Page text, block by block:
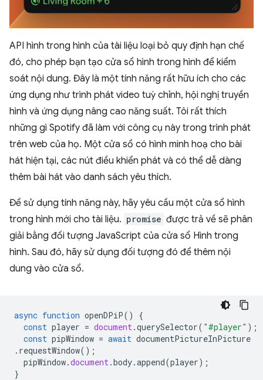
API hình trong hình của tài liệu loại bỏ quy định hạn chế
đó, cho phép bạn tạo cửa sổ hình trong hình để kiểm
soát nội dung. Đây là một tính năng rất hữu ích cho các
ứng dụng như trình phát video tuỳ chỉnh, hội nghị truyền
hình và ứng dụng nâng cao năng suất. Tôi rất thích
những gì Spotify đã làm với công cụ này trong trình phát
trên web của họ. Một cửa sổ có hình minh hoạ cho bài
hát hiện tại, các nút điều khiển phát và có thể dễ dàng
thêm bài hát vào danh sách yêu thích.
Để sử dụng tính năng này, hãy yêu cầu một cửa sổ hình
trong hình mới cho tài liệu. promise được trả về sẽ phân
giải bằng đối tượng JavaScript của cửa sổ Hình trong
hình. Sau đó, hãy sử dụng đối tượng đó để thêm nội
dung vào cửa sổ.
async function openDPiP()
{
const player = document .querySelector( "#player" );
const pipWindow = await documentPictureInPicture
. requestWindow();
pipWindow.document .body.append(player);
}